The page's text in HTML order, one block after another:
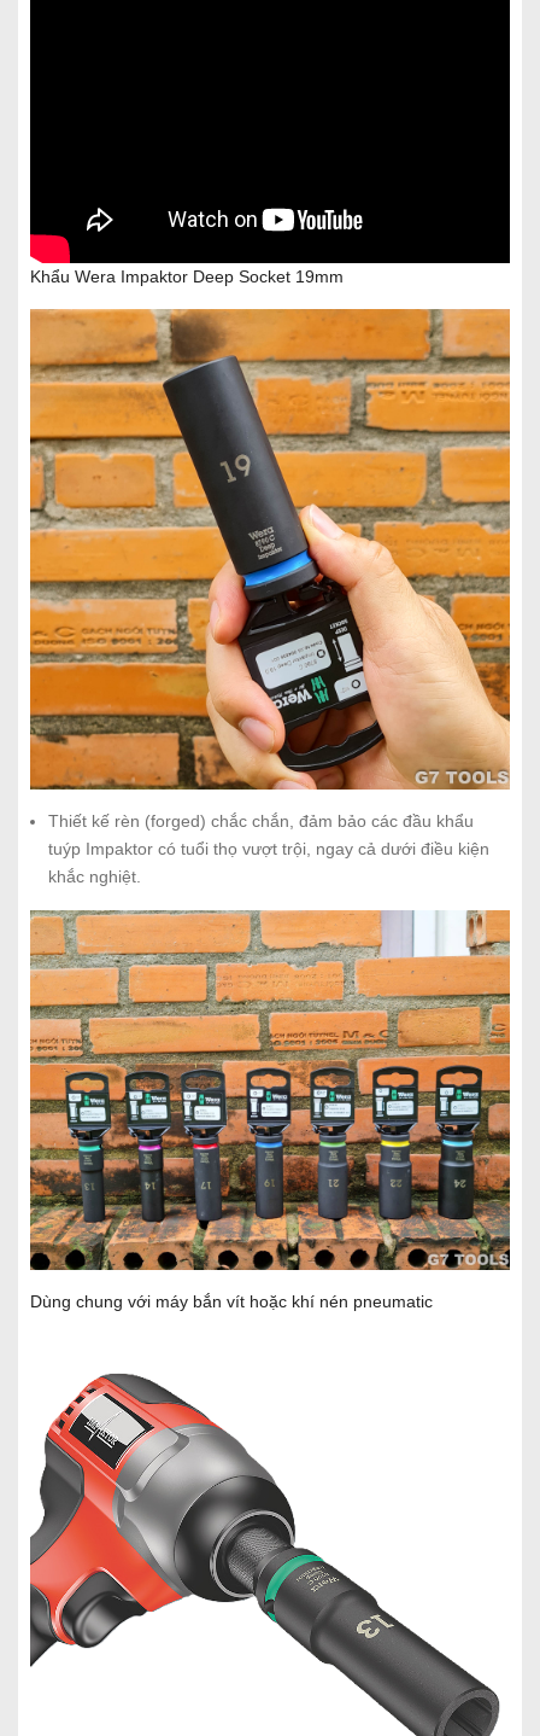
Khẩu Wera Impaktor Deep Socket 19mm
Thiết kế rèn (forged) chắc chắn, đảm bảo các đầu khẩu
tuýp Impaktor có tuổi thọ vượt trội, ngay cả dưới điều kiện
khắc nghiệt.
Dùng chung với máy bắn vít hoặc khí nén pneumatic